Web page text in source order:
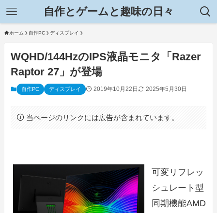
自作とゲームと趣味の日々
ホーム 自作PC ディスプレイ
WQHD/144HzのIPS液晶モニタ「Razer
Raptor 27」が登場
自作PC ディスプレイ 2019年10月22日 2025年5月30日
当ページのリンクには広告が含まれています。
可変リフレッ
シュレート型
同期機能AMD